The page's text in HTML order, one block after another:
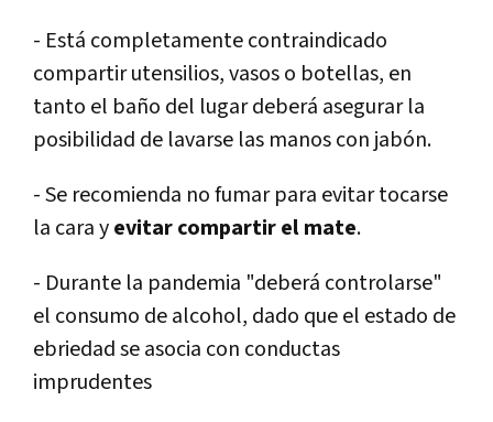
- Está completamente contraindicado
compartir utensilios, vasos o botellas, en
tanto el baño del lugar deberá asegurar la
posibilidad de lavarse las manos con jabón.
- Se recomienda no fumar para evitar tocarse
la cara yevitar compartir el mate.
- Durante la pandemia "deberá controlarse"
el consumo de alcohol, dado que el estado de
ebriedad se asocia con conductas
imprudentes